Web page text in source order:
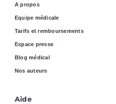
A propos
Equipe médicale
Tarifs et remboursements
Espace presse
Blog médical
Nos auteurs
Aide